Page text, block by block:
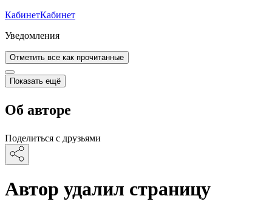
КабинетКабинет
Уведомления
Отметить все как прочитанные
Показать ещё
Об авторе
Поделиться с друзьями
Автор удалил страницу